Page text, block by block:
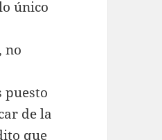
único
no
puesto
de la
que